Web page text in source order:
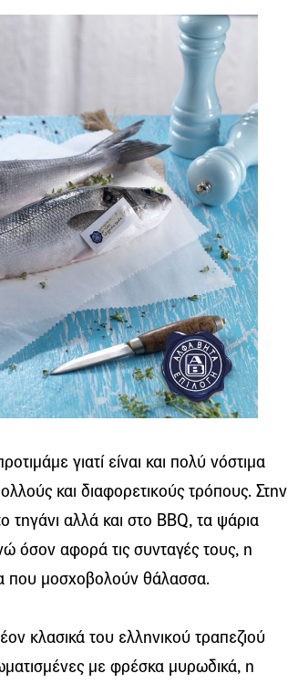
γιατί είναι και πολύ νόστιμα
και διαφορετικούς τρόπους. Στην
αλλά και στο BBQ, τα ψάρια
όσον αφορά τις συνταγές τους, η
που μοσχοβολούν θάλασσα.
κλασικά του ελληνικού τραπεζιού
με φρέσκα μυρωδικά, η